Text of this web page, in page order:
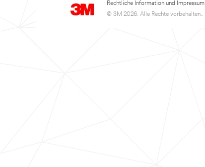
Rechtliche Information und Impressum
© 3M 2026. Alle Rechte vorbehalten..